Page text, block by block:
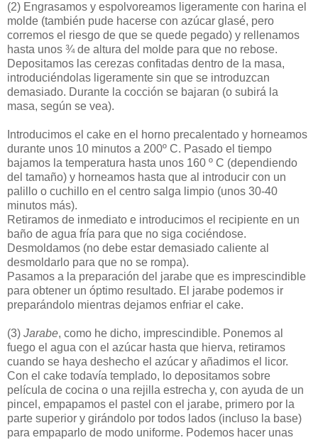
(2) Engrasamos y espolvoreamos ligeramente con harina el
molde (también pude hacerse con azúcar glasé, pero
corremos el riesgo de que se quede pegado) y rellenamos
hasta unos ¾ de altura del molde para que no rebose.
Depositamos las cerezas confitadas dentro de la masa,
introduciéndolas ligeramente sin que se introduzcan
demasiado. Durante la cocción se bajaran (o subirá la
masa, según se vea).
Introducimos el cake en el horno precalentado y horneamos
durante unos 10 minutos a 200º C. Pasado el tiempo
bajamos la temperatura hasta unos 160 º C (dependiendo
del tamaño) y horneamos hasta que al introducir con un
palillo o cuchillo en el centro salga limpio (unos 30-40
minutos más).
Retiramos de inmediato e introducimos el recipiente en un
baño de agua fría para que no siga cociéndose.
Desmoldamos (no debe estar demasiado caliente al
desmoldarlo para que no se rompa).
Pasamos a la preparación del jarabe que es imprescindible
para obtener un óptimo resultado. El jarabe podemos ir
preparándolo mientras dejamos enfriar el cake.
(3) Jarabe, como he dicho, imprescindible. Ponemos al
fuego el agua con el azúcar hasta que hierva, retiramos
cuando se haya deshecho el azúcar y añadimos el licor.
Con el cake todavía templado, lo depositamos sobre
película de cocina o una rejilla estrecha y, con ayuda de un
pincel, empapamos el pastel con el jarabe, primero por la
parte superior y girándolo por todos lados (incluso la base)
para empaparlo de modo uniforme. Podemos hacer unas